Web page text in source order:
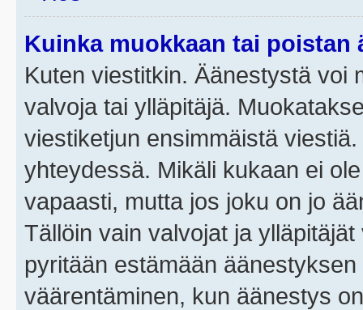
Kuinka muokkaan tai poistan
Kuten viestitkin. Äänestystä voi
valvoja tai ylläpitäjä.
viestiketjun ensimmäistä
yhteydessä. Mikäli kukaan ei
vapaasti, mutta jos joku on jo
Tällöin vain valvojat ja
pyritään estämään
väärentäminen, kun äänestys